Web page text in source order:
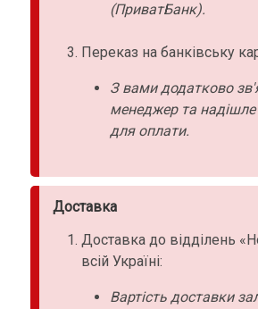
(ПриватБанк).
Переказ на банківську
З вами додатково
менеджер та надішле
для оплати.
Доставка
Доставка до відділень
всій Україні:
Вартість доставки